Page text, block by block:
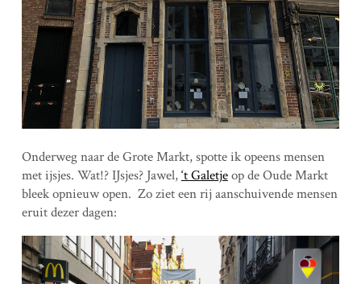
Onderweg naar de Grote Markt, spotte ik opeens mensen
met ijsjes. Wat!? IJsjes? Jawel,‘t Galetjeop de Oude Markt
bleek opnieuw open. Zo ziet een rij aanschuivende mensen
eruit dezer dagen: